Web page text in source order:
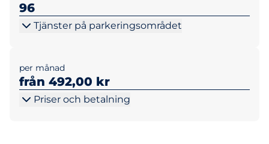
96
Tjänster på parkeringsområdet
per månad
från 492,00 kr
Priser och betalning